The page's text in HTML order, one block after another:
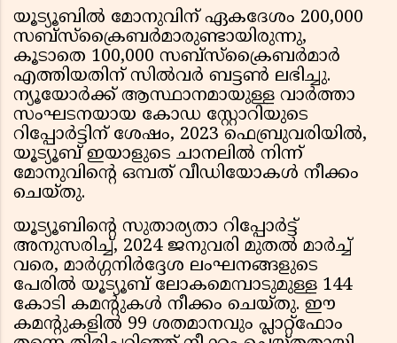
യൂട്യൂബില്‍ മോനുവിന് ഏകദേശം 200,000
സബ്സ്‌ക്രൈബര്‍മാരുണ്ടായിരുന്നു,
കൂടാതെ 100,000 സബ്സ്‌ക്രൈബര്‍മാർ
എത്തിയതിന് സില്‍വര്‍ ബട്ടണ്‍ ലഭിച്ചു.
ന്യൂയോര്‍ക്ക് ആസ്ഥാനമായുള്ള വാര്‍ത്താ
സംഘടനയായ കോഡ സ്റ്റോറിയുടെ
റിപ്പോര്‍ട്ടിന് ശേഷം, 2023 ഫെബ്രുവരിയില്‍,
യൂട്യൂബ് ഇയാളുടെ ചാനലില്‍ നിന്ന്
മോനുവിന്റെ ഒമ്പത് വീഡിയോകള്‍ നീക്കം
ചെയ്തു.
യൂട്യൂബിന്റെ സുതാര്യതാ റിപ്പോര്‍ട്ട്
അനുസരിച്ച്, 2024 ജനുവരി മുതല്‍ മാര്‍ച്ച്
വരെ, മാര്‍ഗ്ഗനിര്‍ദ്ദേശ ലംഘനങ്ങളുടെ
പേരില്‍ യൂട്യൂബ് ലോകമെമ്പാടുമുള്ള 144
കോടി കമന്റുകള്‍ നീക്കം ചെയ്തു. ഈ
കമന്റുകളില്‍ 99 ശതമാനവും പ്ലാറ്റ്ഫോം